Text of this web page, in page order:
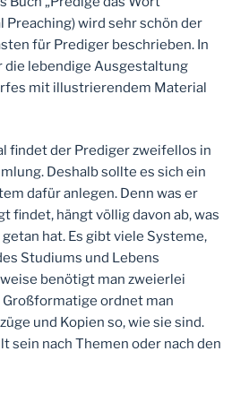
Preaching) wird sehr schön der
für Prediger beschrieben. In
die lebendige Ausgestaltung
mit illustrierendem Material
findet der Prediger zweifellos in
Deshalb sollte es sich ein
dafür anlegen. Denn was er
findet, hängt völlig davon ab, was
hat. Es gibt viele Systeme,
Studiums und Lebens
benötigt man zweierlei
Großformatige ordnet man
und Kopien so, wie sie sind.
sein nach Themen oder nach den